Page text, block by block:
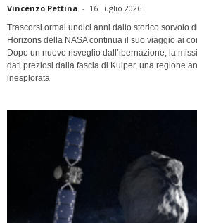
Vincenzo Pettina - 16 Luglio 2026
Trascorsi ormai undici anni dallo storico sorvolo
Horizons della NASA continua il suo viaggio ai
Dopo un nuovo risveglio dall’ibernazione, la
dati preziosi dalla fascia di Kuiper, una regione
inesplorata